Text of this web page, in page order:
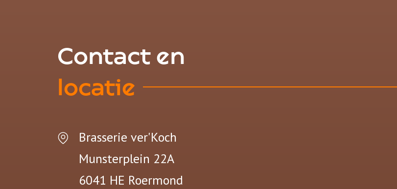
Contact en
locatie
Brasserie ver'Koch
Munsterplein 22A
6041 HE Roermond